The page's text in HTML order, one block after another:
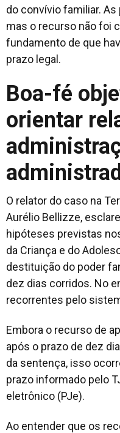
do convívio familiar. As
mas o recurso não foi
fundamento de que
prazo legal.
Boa-fé
orientar
O relator do caso na
Aurélio Bellizze,
hipóteses previstas
da Criança e do
destituição do poder
dez dias corridos. No
recorrentes pelo
Embora o recurso de
após o prazo de dez
da sentença, isso
prazo informado pelo
eletrônico (PJe).
Ao entender que os